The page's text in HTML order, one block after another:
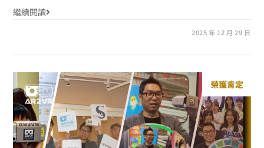
繼續閱讀
2025 年 12 月 29 日